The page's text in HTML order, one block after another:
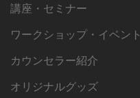
講座・セミナー
ワークショップ・イベント
カウンセラー紹介
オリジナルグッズ